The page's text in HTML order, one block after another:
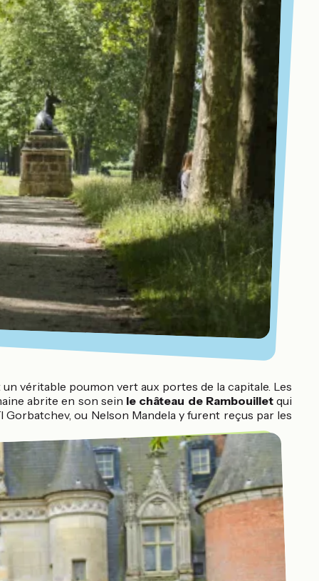
véritable poumon vert aux portes de la capitale. Les
abrite en son sein le château de Rambouilletqui
ou Nelson Mandela y furent reçus par les